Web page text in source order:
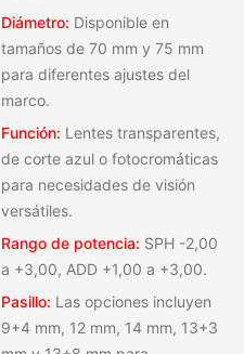
Diámetro: Disponible en
tamaños de 70 mm y 75 mm
para diferentes ajustes del
marco.
Función: Lentes transparentes,
de corte azul o fotocromáticas
para necesidades de visión
versátiles.
Rango de potencia: SPH -2,00
a +3,00, ADD +1,00 a +3,00.
Pasillo: Las opciones incluyen
9+4 mm, 12 mm, 14 mm, 13+3